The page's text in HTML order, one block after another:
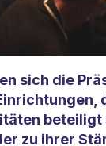
sich die
beteiligt
zu ihrer